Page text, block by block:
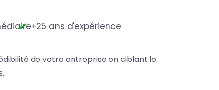
+25 ans d'expérience
de votre entreprise en ciblant le